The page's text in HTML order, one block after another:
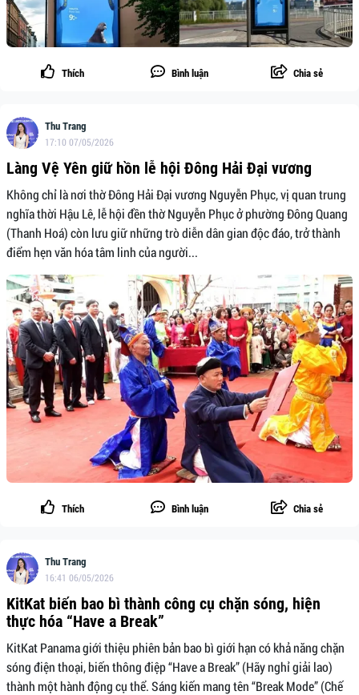
Thích Bình luận Chia sẻ
Thu Trang
17:10 07/05/2026
Làng Vệ Yên giữ hồn lễ hội Đông Hải Đại vương
Không chỉ là nơi thờ Đông Hải Đại vương Nguyễn Phục, vị quan trung
nghĩa thời Hậu Lê, lễ hội đền thờ Nguyễn Phục ở phường Đông Quang
(Thanh Hoá) còn lưu giữ những trò diễn dân gian độc đáo, trở thành
điểm hẹn văn hóa tâm linh của người...
Thích Bình luận Chia sẻ
Thu Trang
16:41 06/05/2026
KitKat biến bao bì thành công cụ chặn sóng, hiện
thực hóa “Have a Break”
KitKat Panama giới thiệu phiên bản bao bì giới hạn có khả năng chặn
sóng điện thoại, biến thông điệp “Have a Break” (Hãy nghỉ giải lao)
thành một hành động cụ thể. Sáng kiến mang tên “Break Mode” (Chế